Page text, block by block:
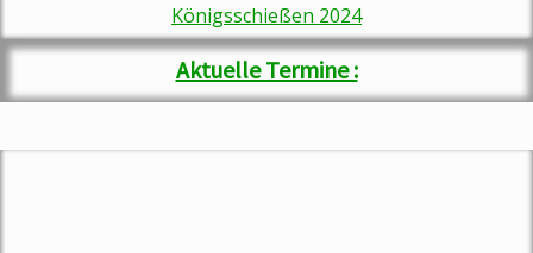
Königsschießen 2024
Aktuelle Termine :